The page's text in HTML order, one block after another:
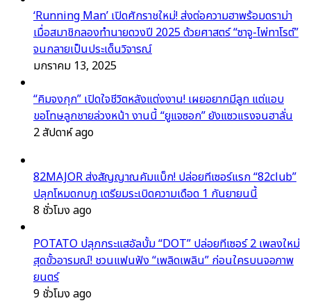
‘Running Man’ เปิดศักราชใหม่! ส่งต่อความฮาพร้อมดราม่า
เมื่อสมาชิกลองทำนายดวงปี 2025 ด้วยศาสตร์ “ซาจู-ไพ่ทาโรต์”
จนกลายเป็นประเด็นวิจารณ์
มกราคม 13, 2025
“คิมจงกุก” เปิดใจชีวิตหลังแต่งงาน! เผยอยากมีลูก แต่แอบ
ขอโทษลูกชายล่วงหน้า งานนี้ “ยูแจซอก” ยังแซวแรงจนฮาลั่น
2 สัปดาห์ ago
82MAJOR ส่งสัญญาณคัมแบ็ก! ปล่อยทีเซอร์แรก “82club”
ปลุกโหมดกบฏ เตรียมระเบิดความเดือด 1 กันยายนนี้
8 ชั่วโมง ago
POTATO ปลุกกระแสอัลบั้ม “DOT” ปล่อยทีเซอร์ 2 เพลงใหม่
สุดขั้วอารมณ์! ชวนแฟนฟัง “เพลิดเพลิน” ก่อนใครบนจอภาพ
ยนตร์
9 ชั่วโมง ago